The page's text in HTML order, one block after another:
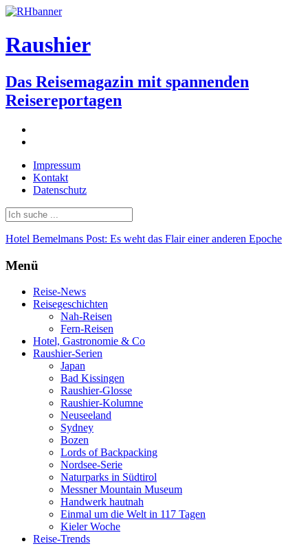
Raushier
Das Reisemagazin mit spannenden
Reisereportagen
Impressum
Kontakt
Datenschutz
Suche
nach::
Suche
nach:
Hotel Bemelmans Post: Es weht das Flair einer anderen Epoche
Menü
Zum
Inhalt
Reise-News
Reisegeschichten
Nah-Reisen
Fern-Reisen
Hotel, Gastronomie & Co
Raushier-Serien
Japan
Bad Kissingen
Raushier-Glosse
Raushier-Kolumne
Neuseeland
Sydney
Bozen
Lords of Backpacking
Nordsee-Serie
Naturparks in Südtirol
Messner Mountain Museum
Handwerk hautnah
Einmal um die Welt in 117 Tagen
Kieler Woche
Reise-Trends